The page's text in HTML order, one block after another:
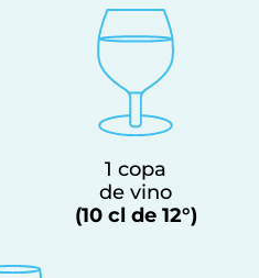
1 copa
de vino
(10 cl de 12°)